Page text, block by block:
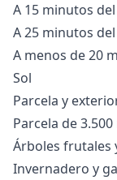
A 15 minutos
A 25 minutos
A menos de 20
Sol
Parcela y
Parcela de 3.500
Árboles frutales
Invernadero y